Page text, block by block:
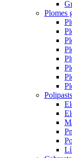
Plomes
Polipasts